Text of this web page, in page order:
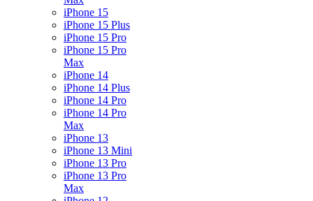
iPhone 15
iPhone 15 Plus
iPhone 15 Pro
iPhone 15 Pro
Max
iPhone 14
iPhone 14 Plus
iPhone 14 Pro
iPhone 14 Pro
Max
iPhone 13
iPhone 13 Mini
iPhone 13 Pro
iPhone 13 Pro
Max